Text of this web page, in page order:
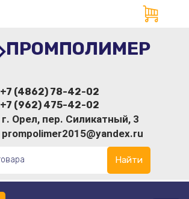
ПРОМПОЛИМЕР
+7 (4862) 78-42-02
+7 (962) 475-42-02
г. Орел, пер. Силикатный, 3
prompolimer2015@yandex.ru
Найти